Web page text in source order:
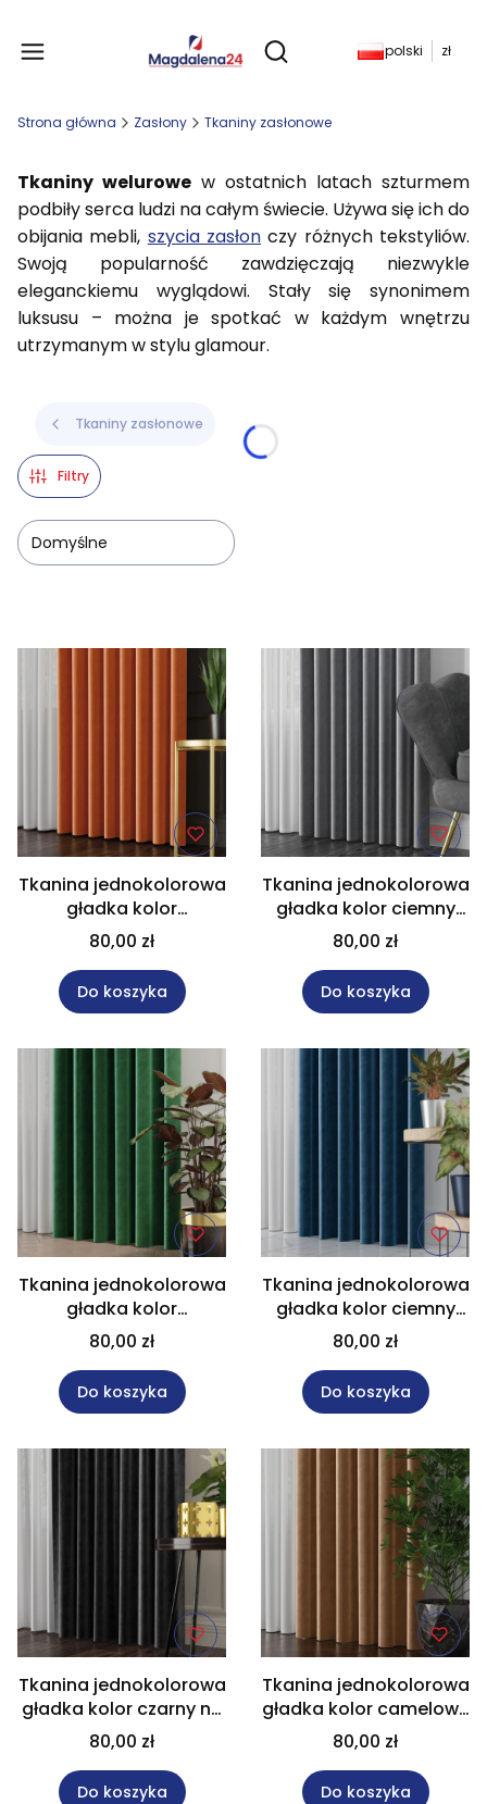
Otwórz wyszukiwarkę
Produkty w
polski zł
Strona główna Zasłony Tkaniny zasłonowe
Tkaniny welurowe w ostatnich latach szturmem
podbiły serca ludzi na całym świecie. Używa się ich do
obijania mebli, szycia zasłon czy różnych tekstyliów.
Swoją popularność zawdzięczają niezwykle
eleganckiemu wyglądowi. Stały się synonimem
luksusu – można je spotkać w każdym wnętrzu
utrzymanym w stylu glamour.
Tkaniny zasłonowe
Filtry
Domyślne
Tkanina jednokolorowa
gładka kolor
pomarańczowy na
metry wysokość 300
cm VELVET/027
80,00 zł
Do koszyka
Tkanina jednokolorowa
gładka kolor ciemny
szary na metry
wysokość 300 cm
VELVET/070
80,00 zł
Do koszyka
Tkanina jednokolorowa
gładka kolor
szmaragdowy na
metry wysokość 300
cm VELVET/093
80,00 zł
Do koszyka
Tkanina jednokolorowa
gładka kolor ciemny
niebieski na metry
wysokość 300 cm
VELVET/108
80,00 zł
Do koszyka
Tkanina jednokolorowa
gładka kolor czarny na
metry wysokość 300
cm VELVET/111
80,00 zł
Do koszyka
Tkanina jednokolorowa
gładka kolor camelowy
na metry wysokość 300
cm VELVET/011
80,00 zł
Do koszyka